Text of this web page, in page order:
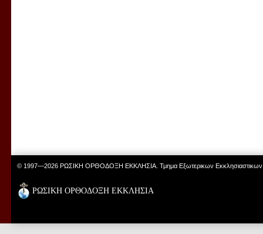
© 1997—2026 ΡΩΣΙΚΗ ΟΡΘΟΔΟΞΗ ΕΚΚΛΗΣΙΑ. Τμημα Εξωτερικων
ΡΩΣΙΚΗ ΟΡΘΟΔΟΞΗ ΕΚΚΛΗΣΙΑ